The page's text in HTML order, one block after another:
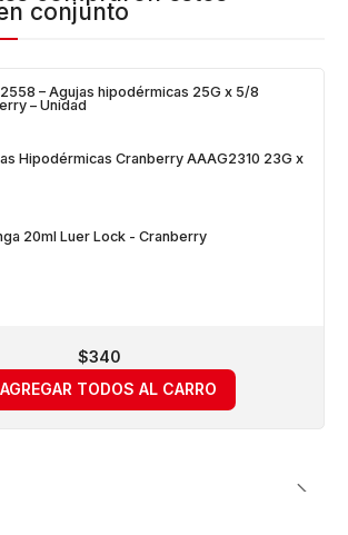
conjunto
– Agujas hipodérmicas 25G x 5/8
– Unidad
Hipodérmicas Cranberry AAAG2310 23G x
20ml Luer Lock - Cranberry
$340
AGREGAR TODOS AL CARRO